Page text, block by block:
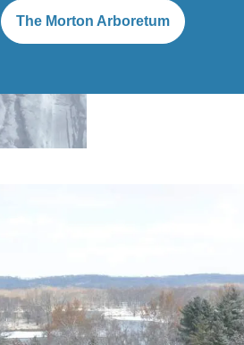
The Morton Arboretum